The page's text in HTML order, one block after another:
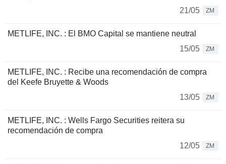
21/05
ZM
METLIFE, INC. : El BMO Capital se mantiene neutral
15/05
ZM
METLIFE, INC. : Recibe una recomendación de compra
del Keefe Bruyette & Woods
13/05
ZM
METLIFE, INC. : Wells Fargo Securities reitera su
recomendación de compra
12/05
ZM